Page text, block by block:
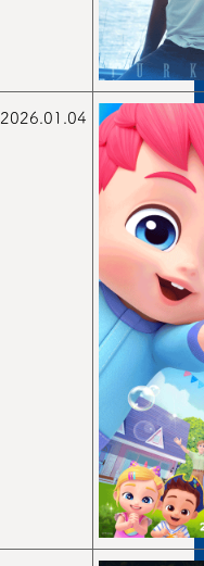
2026.01.04